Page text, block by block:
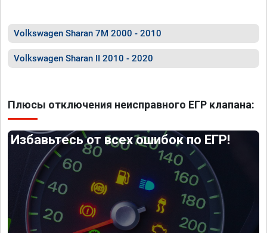
Volkswagen Sharan 7M 2000 - 2010
Volkswagen Sharan II 2010 - 2020
Плюсы отключения неисправного ЕГР клапана:
Избавьтесь от всех ошибок по ЕГР!